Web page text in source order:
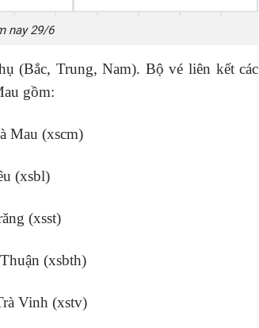
nay 29/6
(Bắc, Trung, Nam). Bộ vé liên kết các
gồm:
Mau (xscm)
(xsbl)
(xsst)
(xsbth)
Vinh (xstv)